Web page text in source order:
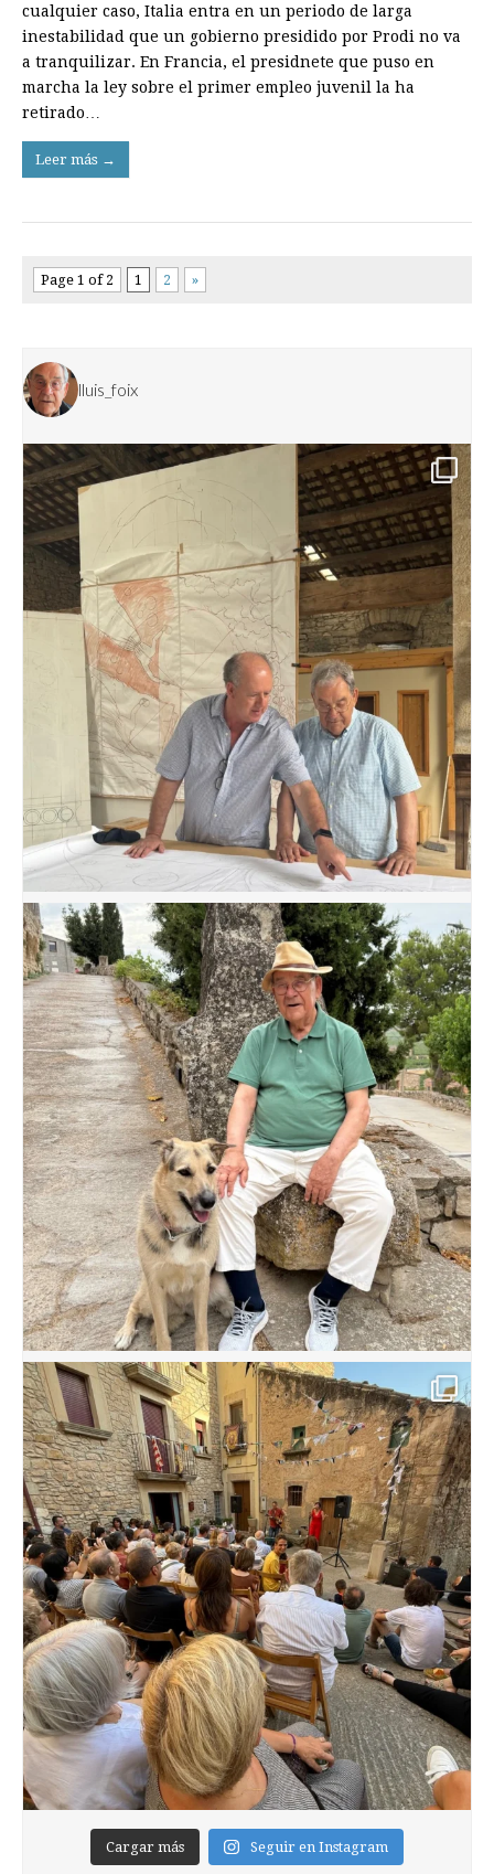
cualquier caso, Italia entra en un periodo de larga
inestabilidad que un gobierno presidido por Prodi no va
a tranquilizar. En Francia, el presidnete que puso en
marcha la ley sobre el primer empleo juvenil la ha
retirado…
Leer más →
Page 1 of 2 1 2 »
lluis_foix
Cargar más Seguir en Instagram